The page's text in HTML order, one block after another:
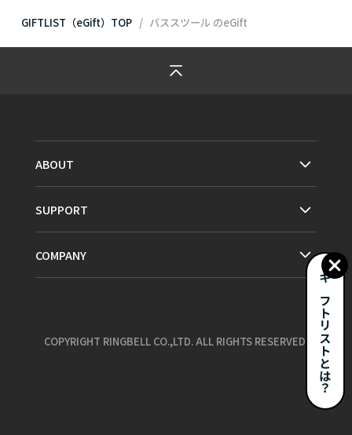
GIFTLIST（eGift）TOP バススツール のeGift
ギフトリストとは？
ABOUT
SUPPORT
COMPANY
COPYRIGHT RINGBELL CO.,LTD. ALL RIGHTS RESERVED.